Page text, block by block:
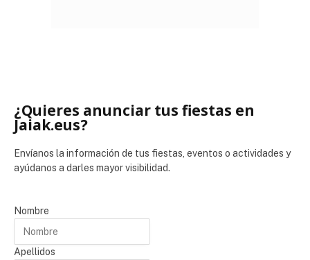
¿Quieres anunciar tus fiestas en
Jaiak.eus?
Envíanos la información de tus fiestas, eventos o actividades y
ayúdanos a darles mayor visibilidad.
Nombre
Apellidos